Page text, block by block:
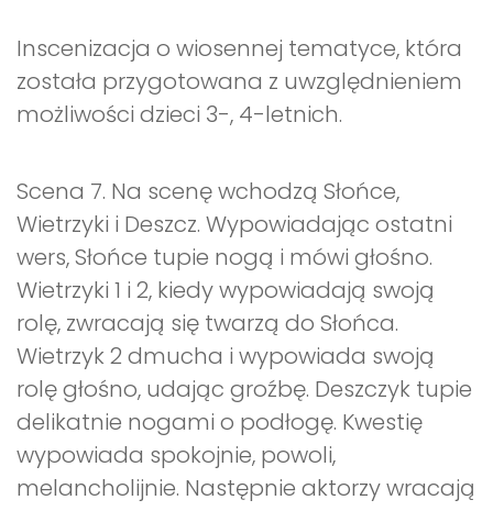
Inscenizacja o wiosennej tematyce, która
została przygotowana z uwzględnieniem
możliwości dzieci 3-, 4-letnich.
Scena 7. Na scenę wchodzą Słońce,
Wietrzyki i Deszcz. Wypowiadając ostatni
wers, Słońce tupie nogą i mówi głośno.
Wietrzyki 1 i 2, kiedy wypowiadają swoją
rolę, zwracają się twarzą do Słońca.
Wietrzyk 2 dmucha i wypowiada swoją
rolę głośno, udając groźbę. Deszczyk tupie
delikatnie nogami o podłogę. Kwestię
wypowiada spokojnie, powoli,
melancholijnie. Następnie aktorzy wracają